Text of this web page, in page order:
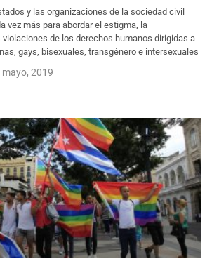
y las organizaciones de la sociedad civil
vez más para abordar el estigma, la
de los derechos humanos dirigidas a
gays, bisexuales, transgénero e intersexuales
mayo, 2019